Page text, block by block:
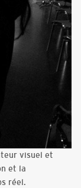
visuel et
et la
réel.